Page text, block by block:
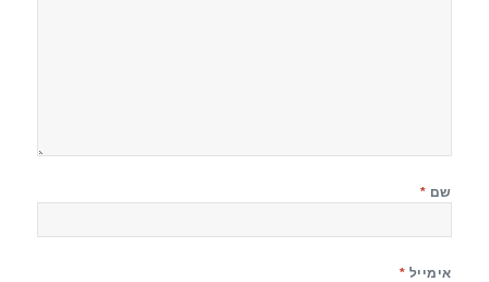
שם *
אימייל *